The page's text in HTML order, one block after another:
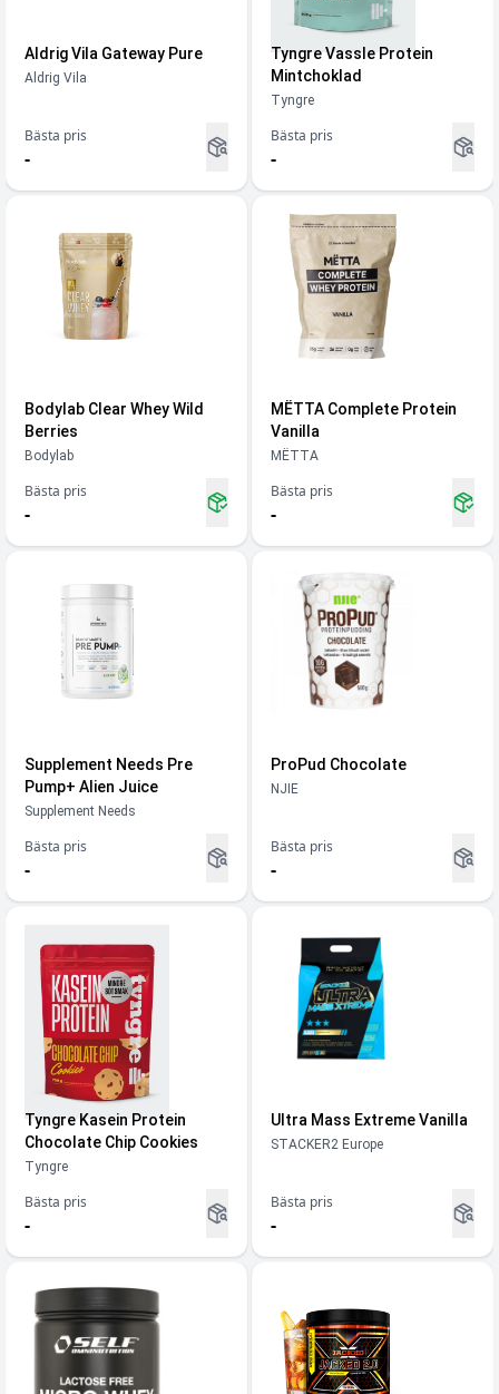
Aldrig Vila Gateway Pure
Aldrig Vila
Bästa pris
-
Tyngre Vassle Protein
Mintchoklad
Tyngre
Bästa pris
-
Bodylab Clear Whey Wild
Berries
Bodylab
Bästa pris
-
MËTTA Complete Protein
Vanilla
MËTTA
Bästa pris
-
Supplement Needs Pre
Pump+ Alien Juice
Supplement Needs
Bästa pris
-
ProPud Chocolate
NJIE
Bästa pris
-
Tyngre Kasein Protein
Chocolate Chip Cookies
Tyngre
Bästa pris
-
Ultra Mass Extreme Vanilla
STACKER2 Europe
Bästa pris
-